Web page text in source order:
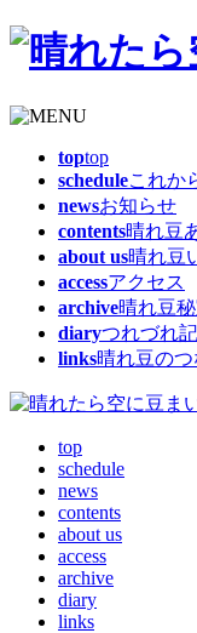
toptop
scheduleこれか
newsお知らせ
contents晴れ豆
about us晴れ豆
accessアクセス
archive晴れ豆
diaryつれづれ記
links晴れ豆のつ
top
schedule
news
contents
about us
access
archive
diary
links